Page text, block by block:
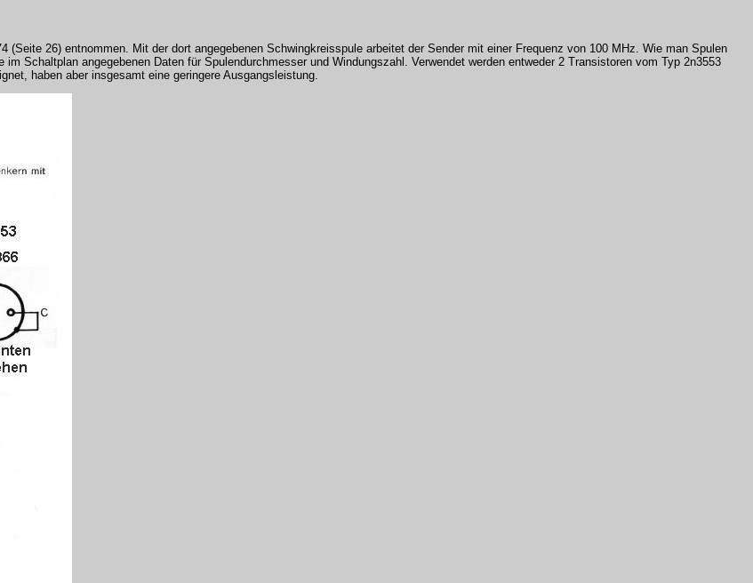
26) entnommen. Mit der dort angegebenen Schwingkreisspule arbeitet der Sender mit einer Frequenz von 100 MHz. Wie man Spulen
Schaltplan angegebenen Daten für Spulendurchmesser und Windungszahl. Verwendet werden entweder 2 Transistoren vom Typ 2n3553
haben aber insgesamt eine geringere Ausgangsleistung.